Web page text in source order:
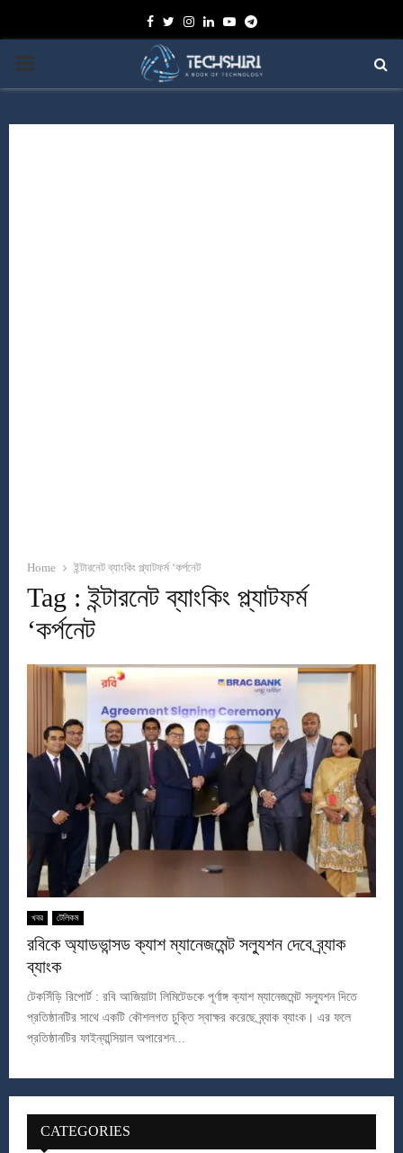
Facebook
TwitterInstagram
Linkedin
YoutubeTelegram
PRIMARY
Home ইন্টারনেট ব্যাংকিং প্ল্যাটফর্ম ‘কর্পনেট
Tag : ইন্টারনেট ব্যাংকিং প্ল্যাটফর্ম
‘কর্পনেট
খবর টেলিকম
রবিকে অ্যাডভান্সড ক্যাশ ম্যানেজমেন্ট সল্যুশন দেবে ব্র্যাক
ব্যাংক
টেকসিঁড়ি রিপোর্ট : রবি আজিয়াটা লিমিটেডকে পূর্ণাঙ্গ ক্যাশ ম্যানেজমেন্ট সল্যুশন দিতে
প্রতিষ্ঠানটির সাথে একটি কৌশলগত চুক্তি স্বাক্ষর করেছে ব্র্যাক ব্যাংক। এর ফলে
প্রতিষ্ঠানটির ফাইন্যান্সিয়াল অপারেশন...
CATEGORIES